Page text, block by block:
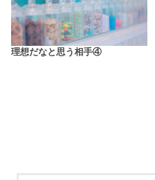
理想だなと思う相手④